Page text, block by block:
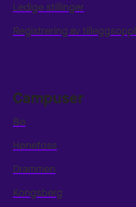
Ledige stillinger
Registrering av
Campuser
Bø
Hønefoss
Drammen
Kongsberg